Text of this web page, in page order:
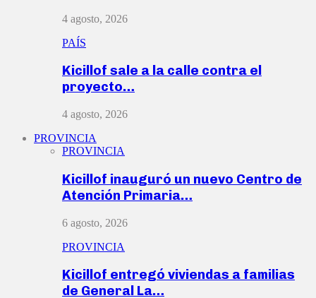
4 agosto, 2026
PAÍS
Kicillof sale a la calle contra el
proyecto…
4 agosto, 2026
PROVINCIA
PROVINCIA
Kicillof inauguró un nuevo Centro de
Atención Primaria…
6 agosto, 2026
PROVINCIA
Kicillof entregó viviendas a familias
de General La…